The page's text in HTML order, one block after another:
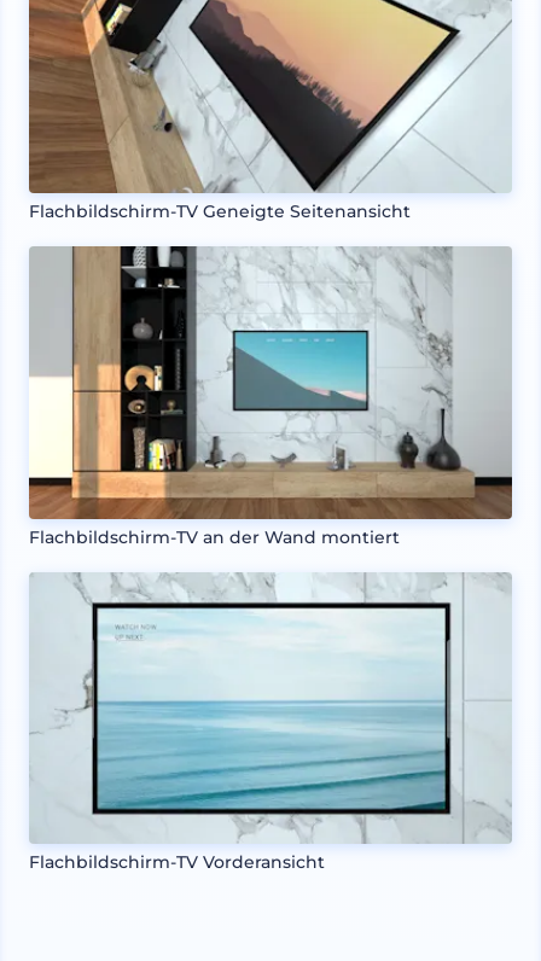
Flachbildschirm-TV Geneigte Seitenansicht
Flachbildschirm-TV an der Wand montiert
Flachbildschirm-TV Vorderansicht